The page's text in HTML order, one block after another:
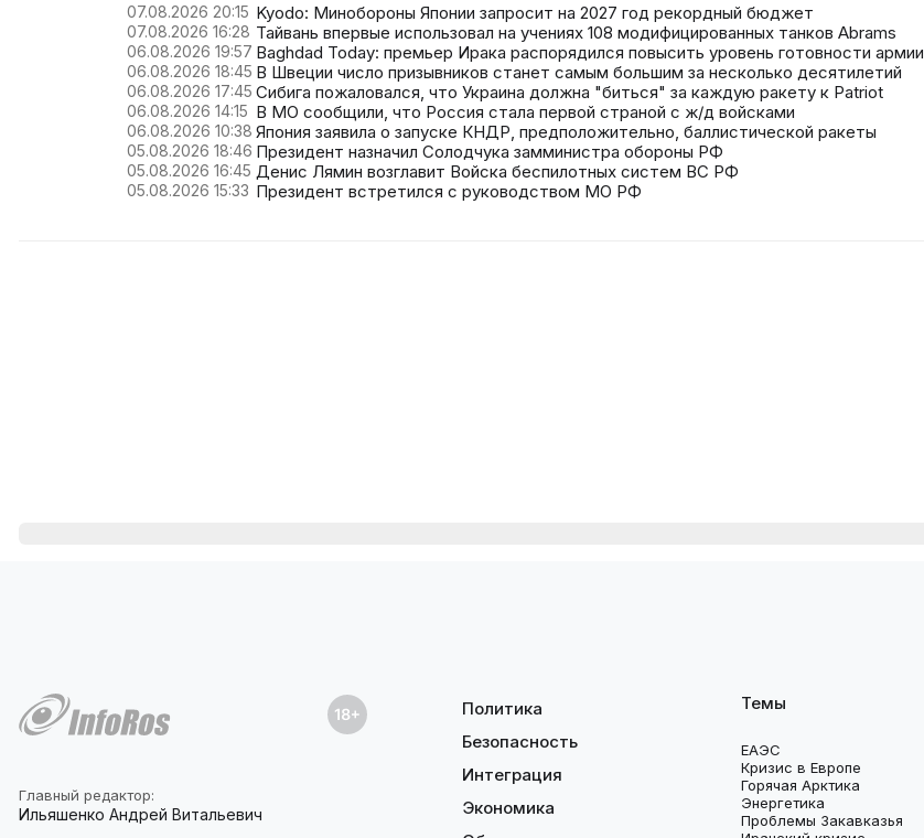
07.08.2026 20:15 Kyodo: Минобороны Японии запросит на 2027 год рекордный бюджет
07.08.2026 16:28 Тайвань впервые использовал на учениях 108 модифицированных танков Abrams
06.08.2026 19:57 Baghdad Today: премьер Ирака распорядился повысить уровень готовности армии
06.08.2026 18:45 В Швеции число призывников станет самым большим за несколько десятилетий
06.08.2026 17:45 Сибига пожаловался, что Украина должна "биться" за каждую ракету к Patriot
06.08.2026 14:15 В МО сообщили, что Россия стала первой страной с ж/д войсками
06.08.2026 10:38 Япония заявила о запуске КНДР, предположительно, баллистической ракеты
05.08.2026 18:46 Президент назначил Солодчука замминистра обороны РФ
05.08.2026 16:45 Денис Лямин возглавит Войска беспилотных систем ВС РФ
05.08.2026 15:33 Президент встретился с руководством МО РФ
Главный редактор:
Ильяшенко Андрей Витальевич
Политика
Безопасность
Интеграция
Экономика
Темы
ЕАЭС
Кризис в Европе
Горячая Арктика
Энергетика
Проблемы Закавказья